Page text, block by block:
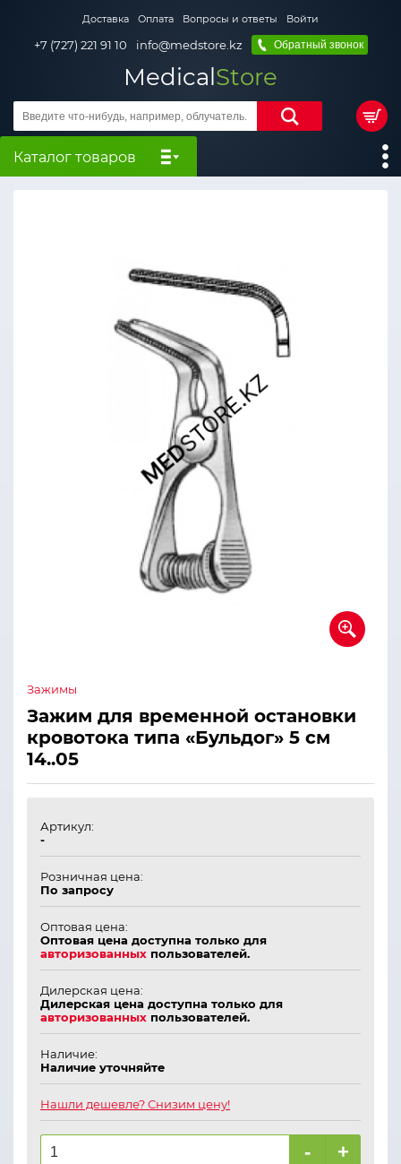
Доставка Оплата Вопросы и ответы Войти
+7 (727) 221 91 10 info@medstore.kz Обратный звонок
MedicalStore
Каталог товаров
Зажимы
Зажим для временной остановки
кровотока типа «Бульдог» 5 см
14..05
Артикул:
-
Розничная цена:
По запросу
Оптовая цена:
Оптовая цена доступна только для
авторизованных пользователей.
Дилерская цена:
Дилерская цена доступна только для
авторизованных пользователей.
Наличие:
Наличие уточняйте
Нашли дешевле? Снизим цену!
- +